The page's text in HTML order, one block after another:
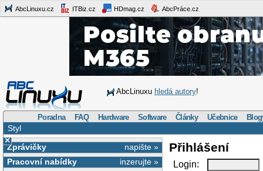
AbcLinuxu.cz ITBiz.cz HDmag.cz AbcPráce.cz
AbcLinuxu hledá autory!
Poradna FAQ Hardware Software Články Učebnice
Styl
×
napište »
Zprávičky
inzerujte »
Pracovní nabídky
Přihlášení
Login: